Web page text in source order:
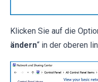
Klicken Sie auf die
ändern“ in der oberen